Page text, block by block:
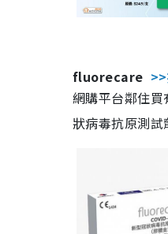
fluorecare
網購平台鄰住
狀病毒抗原測